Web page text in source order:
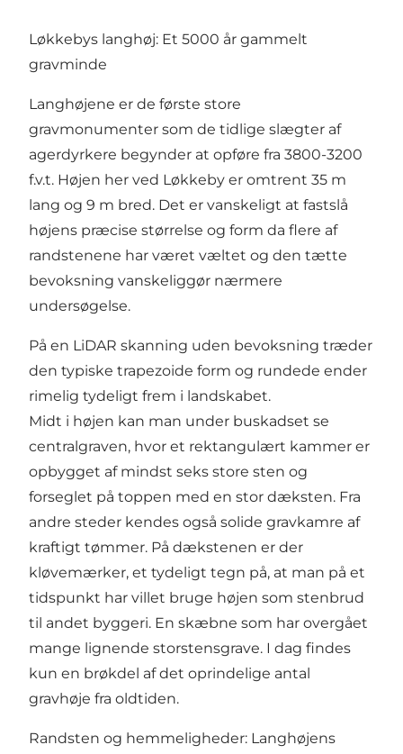
Løkkebys langhøj: Et 5000 år gammelt
gravminde
Langhøjene er de første store
gravmonumenter som de tidlige slægter af
agerdyrkere begynder at opføre fra 3800-3200
f.v.t. Højen her ved Løkkeby er omtrent 35 m
lang og 9 m bred. Det er vanskeligt at fastslå
højens præcise størrelse og form da flere af
randstenene har været væltet og den tætte
bevoksning vanskeliggør nærmere
undersøgelse.
På en LiDAR skanning uden bevoksning træder
den typiske trapezoide form og rundede ender
rimelig tydeligt frem i landskabet.
Midt i højen kan man under buskadset se
centralgraven, hvor et rektangulært kammer er
opbygget af mindst seks store sten og
forseglet på toppen med en stor dæksten. Fra
andre steder kendes også solide gravkamre af
kraftigt tømmer. På dækstenen er der
kløvemærker, et tydeligt tegn på, at man på et
tidspunkt har villet bruge højen som stenbrud
til andet byggeri. En skæbne som har overgået
mange lignende storstensgrave. I dag findes
kun en brøkdel af det oprindelige antal
gravhøje fra oldtiden.
Randsten og hemmeligheder: Langhøjens